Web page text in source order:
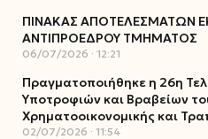
ΠΙΝΑΚΑΣ ΑΠΟΤΕΛΕΣΜΑΤΩΝ
ΑΝΤΙΠΡΟΕΔΡΟΥ ΤΜΗΜΑΤΟΣ
06/07/2026 12:21
Πραγματοποιήθηκε η 26η
Υποτροφιών και Βραβείων
Χρηματοοικονομικής και
02/07/2026 11:54